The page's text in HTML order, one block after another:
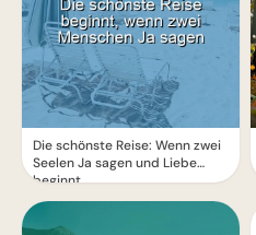
Die schönste Reise: Wenn zwei
Seelen Ja sagen und Liebe
beginnt